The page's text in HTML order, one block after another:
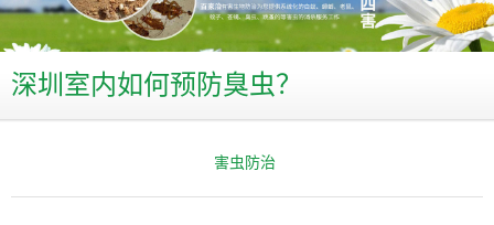
深圳室内如何预防臭虫？
害虫防治